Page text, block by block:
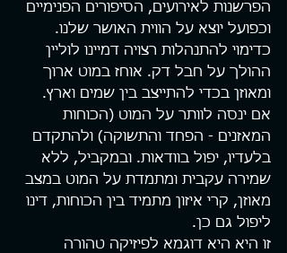
הפרשנות לאירועים, הסיפורים הפנימיים
וכפועל יוצא על הווית האושר שלנו.
כדימוי להתנהלות רצויה דמיינו לוליין
ההולך על חבל דק. אוחז במוט ארוך
ומאוזן בכדי להתייצב בין שמים וארץ.
אם ינסה לוותר על המוט (הכוחות
המאזנים - הפחד והתשוקה) ולהתקדם
בלעדיו, יפול בוודאות. ובמקביל, ללא
שמירה עקבית ומתמדת על המוט במצב
מאוזן, קרי איזון מתמיד בין הכוחות, דינו
ליפול גם כן.
זו היא היא דוגמא לפיזיקה טהורה